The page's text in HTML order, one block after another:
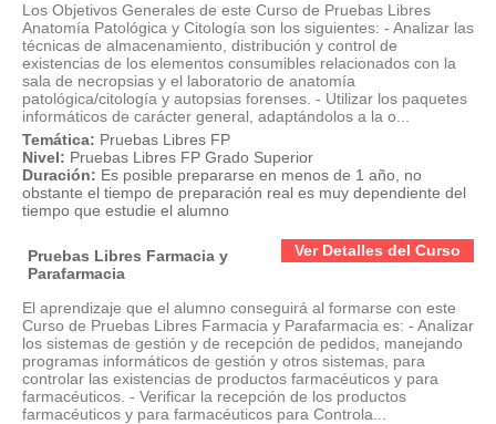
Los Objetivos Generales de este Curso de Pruebas Libres
Anatomía Patológica y Citología son los siguientes: - Analizar las
técnicas de almacenamiento, distribución y control de
existencias de los elementos consumibles relacionados con la
sala de necropsias y el laboratorio de anatomía
patológica/citología y autopsias forenses. - Utilizar los paquetes
informáticos de carácter general, adaptándolos a la o...
Temática: Pruebas Libres FP
Nivel: Pruebas Libres FP Grado Superior
Duración: Es posible prepararse en menos de 1 año, no
obstante el tiempo de preparación real es muy dependiente del
tiempo que estudie el alumno
Ver Detalles del Curso
Pruebas Libres Farmacia y
Parafarmacia
El aprendizaje que el alumno conseguirá al formarse con este
Curso de Pruebas Libres Farmacia y Parafarmacia es: - Analizar
los sistemas de gestión y de recepción de pedidos, manejando
programas informáticos de gestión y otros sistemas, para
controlar las existencias de productos farmacéuticos y para
farmacéuticos. - Verificar la recepción de los productos
farmacéuticos y para farmacéuticos para Controla...